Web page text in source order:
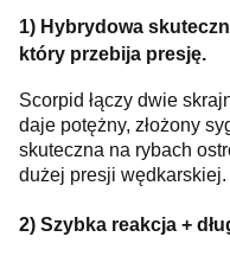
1) Hybrydowa
który przebija presję.
Scorpid łączy dwie
daje potężny, złożony
skuteczna na rybach
dużej presji wędkarskiej.
2) Szybka reakcja +